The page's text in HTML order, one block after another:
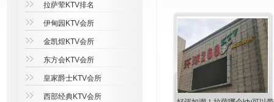
拉萨荤KTV排名
伊甸园KTV会所
金凯煌KTV会所
东方会KTV会所
皇家爵士KTV会所
西部经典KTV会所